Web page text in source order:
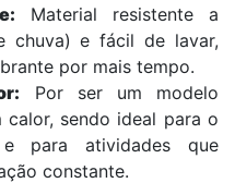
Material resistente a
chuva) e fácil de lavar,
por mais tempo.
Por ser um modelo
sendo ideal para o
para atividades que
constante.